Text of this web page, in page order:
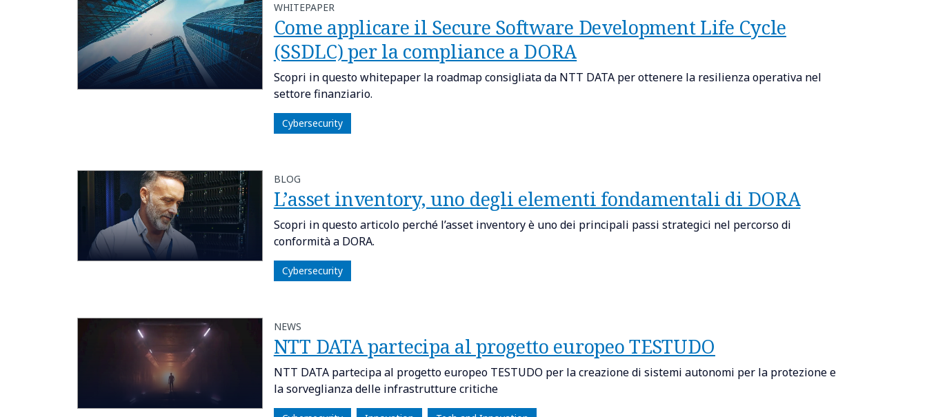
WHITEPAPER
Come applicare il Secure Software Development Life Cycle
(SSDLC) per la compliance a DORA
Scopri in questo whitepaper la roadmap consigliata da NTT DATA per ottenere la resilienza operativa nel
settore finanziario.
Cybersecurity
BLOG
L’asset inventory, uno degli elementi fondamentali di DORA
Scopri in questo articolo perché l’asset inventory è uno dei principali passi strategici nel percorso di
conformità a DORA.
Cybersecurity
NEWS
NTT DATA partecipa al progetto europeo TESTUDO
NTT DATA partecipa al progetto europeo TESTUDO per la creazione di sistemi autonomi per la protezione e
la sorveglianza delle infrastrutture critiche